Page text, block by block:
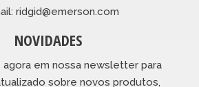
ridgid@emerson.com
NOVIDADES
em nossa newsletter para
sobre novos produtos,